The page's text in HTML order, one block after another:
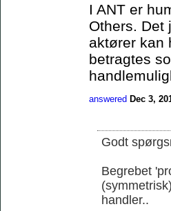
I ANT er
Others. Det
aktører kan
betragtes
answered Dec 3,
Godt
Begrebet
handler..